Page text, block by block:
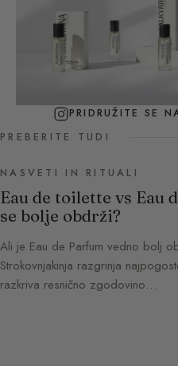
PRIDRUŽITE SE
PREBERITE TUDI
NASVETI IN RITUALI
Eau de toilette vs Eau
se bolje obdrži?
Ali je Eau de Parfum vedno bolj
Strokovnjakinja razgrinja
razkriva resnično zgodovino…